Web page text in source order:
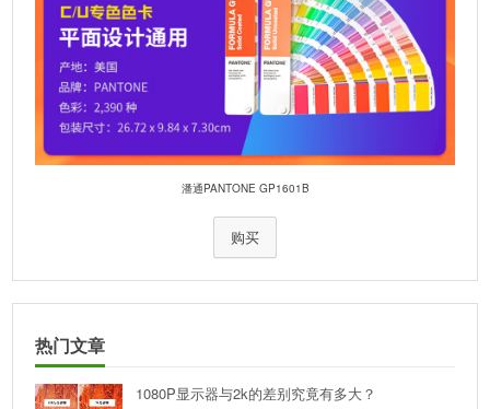
潘通PANTONE GP1601B
购买
热门文章
1080P显示器与2k的差别究竟有多大？